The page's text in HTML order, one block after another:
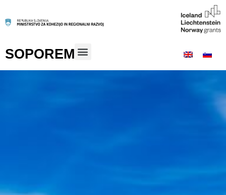
SOPOREM